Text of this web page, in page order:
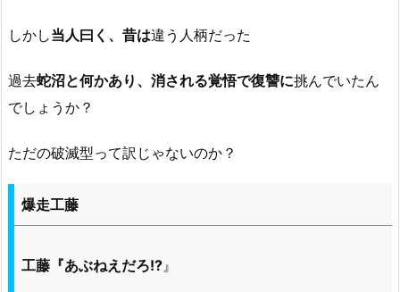
しかし当人曰く、昔は違う人柄だった
過去蛇沼と何かあり、消される覚悟で復讐に挑んでいたん
でしょうか？
ただの破滅型って訳じゃないのか？
爆走工藤
工藤『あぶねえだろ!?』